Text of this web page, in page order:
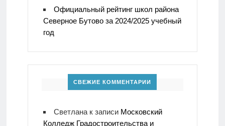
Официальный рейтинг школ района
Северное Бутово за 2024/2025 учебный
год
СВЕЖИЕ КОММЕНТАРИИ
Светланак записи Московский
Колледж Градостроительства и